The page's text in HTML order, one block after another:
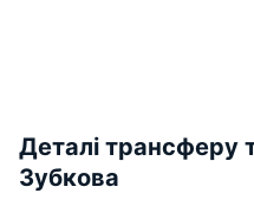
Деталі трансферу
Зубкова